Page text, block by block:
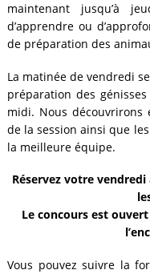
maintenant jusqu’à
d’apprendre ou
de préparation des
La matinée de vendredi
préparation des
midi. Nous découvrirons
de la session ainsi que
la meilleure équipe.
Réservez votre
Le concours est
Vous pouvez suivre la